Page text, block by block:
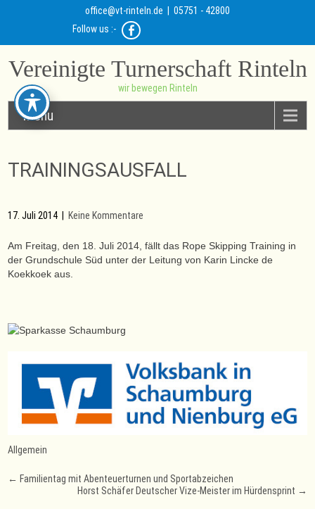
office@vt-rinteln.de | 05751 - 42800
Follow us :-
Vereinigte Turnerschaft Rinteln
wir bewegen Rinteln
Menu
TRAININGSAUSFALL
17. Juli 2014 Keine Kommentare
Am Freitag, den 18. Juli 2014, fällt das Rope Skipping Training in
der Grundschule Süd unter der Leitung von Karin Lincke de
Koekkoek aus.
Allgemein
Post
navigation
← Familientag mit Abenteuerturnen und Sportabzeichen
Horst Schäfer Deutscher Vize-Meister im Hürdensprint →